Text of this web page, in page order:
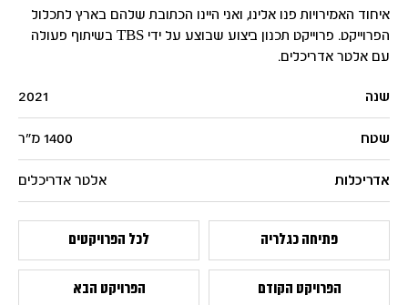
איחוד האמירויות פנו אלינו, ואני היינו הכתובת שלהם בארץ לתכלול
הפרוייקט. פרוייקט תכנון ביצוע שבוצע על ידי TBS בשיתוף פעולה
עם אלטר אדריכלים.
שנה
2021
שטח 1400 מ"ר
אדריכלות אלטר אדריכלים
פתיחה כגלריה לכל הפרויקטים
הפרויקט הקודם הפרויקט הבא